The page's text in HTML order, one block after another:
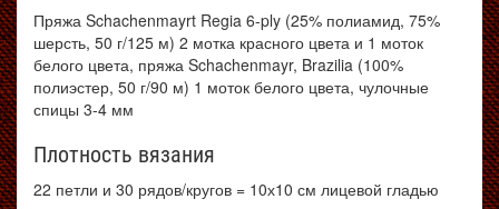
Пряжа Schachenmayrt Regia 6-ply (25% полиамид, 75%
шерсть, 50 г/125 м) 2 мотка красного цвета и 1 моток
белого цвета, пряжа Schachenmayr, Brazilia (100%
полиэстер, 50 г/90 м) 1 моток белого цвета, чулочные
спицы 3-4 мм
Плотность вязания
22 петли и 30 рядов/кругов = 10х10 см лицевой гладью